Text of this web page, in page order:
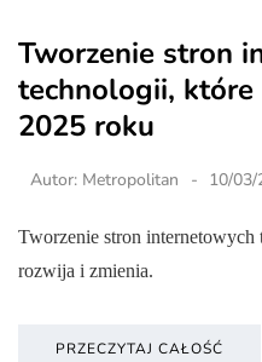
Tworzenie stron
technologii, które
2025 roku
Autor: Metropolitan 10/
Tworzenie stron internetowych
rozwija i zmienia.
PRZECZYTAJ CAŁOŚĆ